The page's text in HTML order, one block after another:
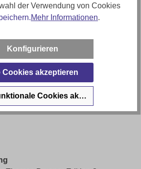
der Verwendung von Cookies
Mehr Informationen.
Konfigurieren
Cookies akzeptieren
Cookies akzeptieren